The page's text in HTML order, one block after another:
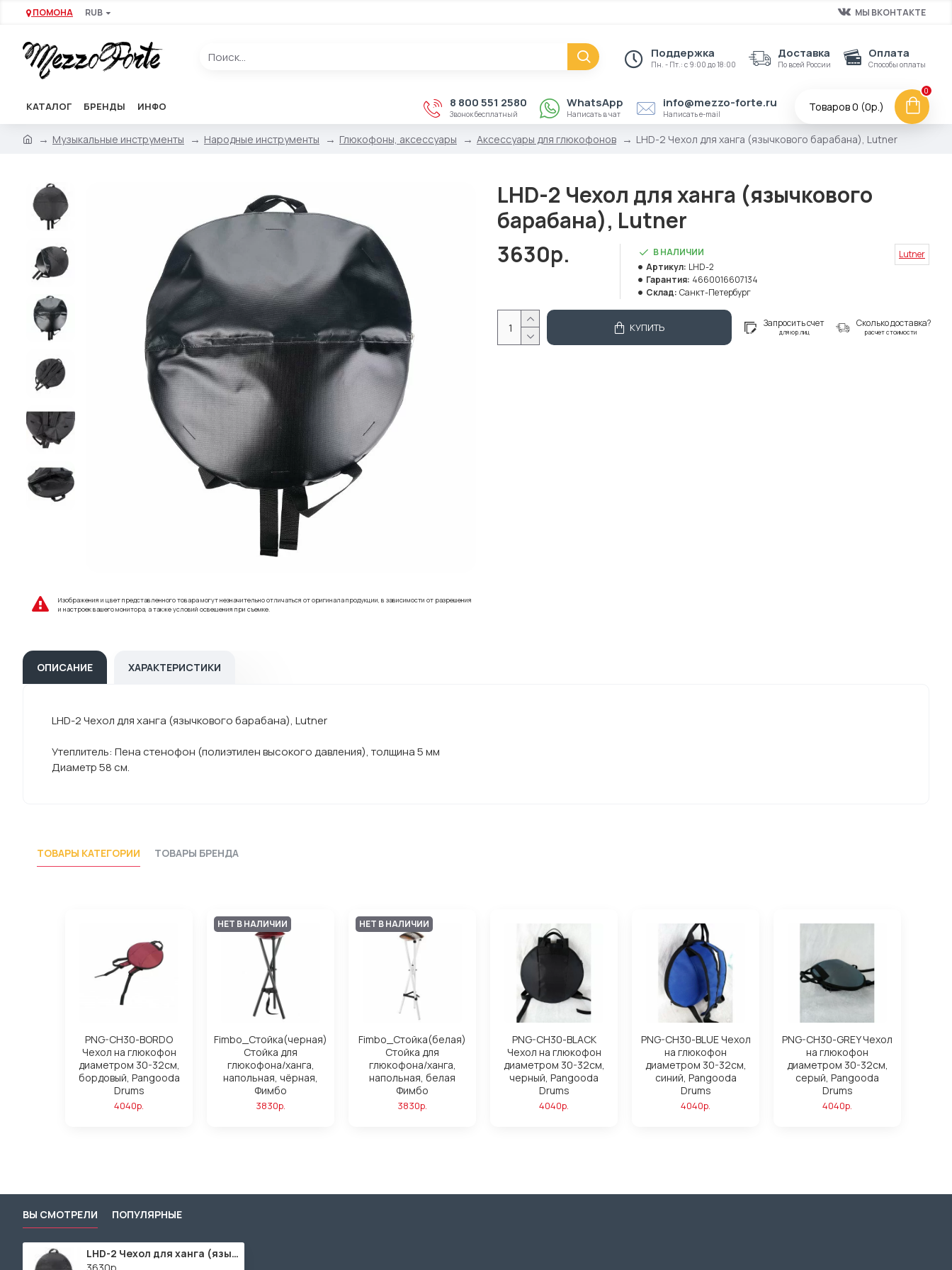
ПОМОНА RUB МЫ ВКОНТАКТЕ
Поддержка
Пн. - Пт.: с 9:00 до 18:00
Доставка
По всей России
Оплата
Способы оплаты
КАТАЛОГ БРЕНДЫ ИНФО 8 800 551 2580
Звонок бесплатный
WhatsApp
Написать в чат
info@mezzo-forte.ru
Написать e-mail
Товаров 0 (0р.)
0
Музыкальные инструменты Народные инструменты Глюкофоны, аксессуары Аксессуары для глюкофонов LHD-2 Чехол для ханга (язычкового барабана), Lutner
Изображения и цвет представленного товара могут незначительно отличаться от оригинала продукции, в зависимости от разрешения
и настроек вашего монитора, а также условий освещения при съемке.
LHD-2 Чехол для ханга (язычкового
барабана), Lutner
3630р.
В НАЛИЧИИ
Артикул: LHD-2
Гарантия: 4660016607134
Склад: Санкт-Петербург
Lutner
КУПИТЬ Запросить счет
для юр.лиц
Сколько доставка?
расчет стоимости
ОПИСАНИЕ ХАРАКТЕРИСТИКИ
LHD-2 Чехол для ханга (язычкового барабана), Lutner
Утеплитель: Пена стенофон (полиэтилен высокого давления), толщина 5 мм
Диаметр 58 см.
ТОВАРЫ КАТЕГОРИИ ТОВАРЫ БРЕНДА
PNG-CH30-BORDO
Чехол на глюкофон
диаметром 30-32см,
бордовый, Pangooda
Drums
4040р.
НЕТ В НАЛИЧИИ
Fimbo_Стойка(черная)
Стойка для
глюкофона/ханга,
напольная, чёрная,
Фимбо
3830р.
НЕТ В НАЛИЧИИ
Fimbo_Стойка(белая)
Стойка для
глюкофона/ханга,
напольная, белая
Фимбо
3830р.
PNG-CH30-BLACK
Чехол на глюкофон
диаметром 30-32см,
черный, Pangooda
Drums
4040р.
PNG-CH30-BLUE Чехол
на глюкофон
диаметром 30-32см,
синий, Pangooda
Drums
4040р.
PNG-CH30-GREY Чехол
на глюкофон
диаметром 30-32см,
серый, Pangooda
Drums
4040р.
ВЫ СМОТРЕЛИ ПОПУЛЯРНЫЕ
LHD-2 Чехол для ханга (язычкового барабана), Lutner